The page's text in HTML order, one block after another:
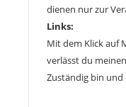
dienen nur zur
Links:
Mit dem Klick auf
verlässt du
Zuständig bin und